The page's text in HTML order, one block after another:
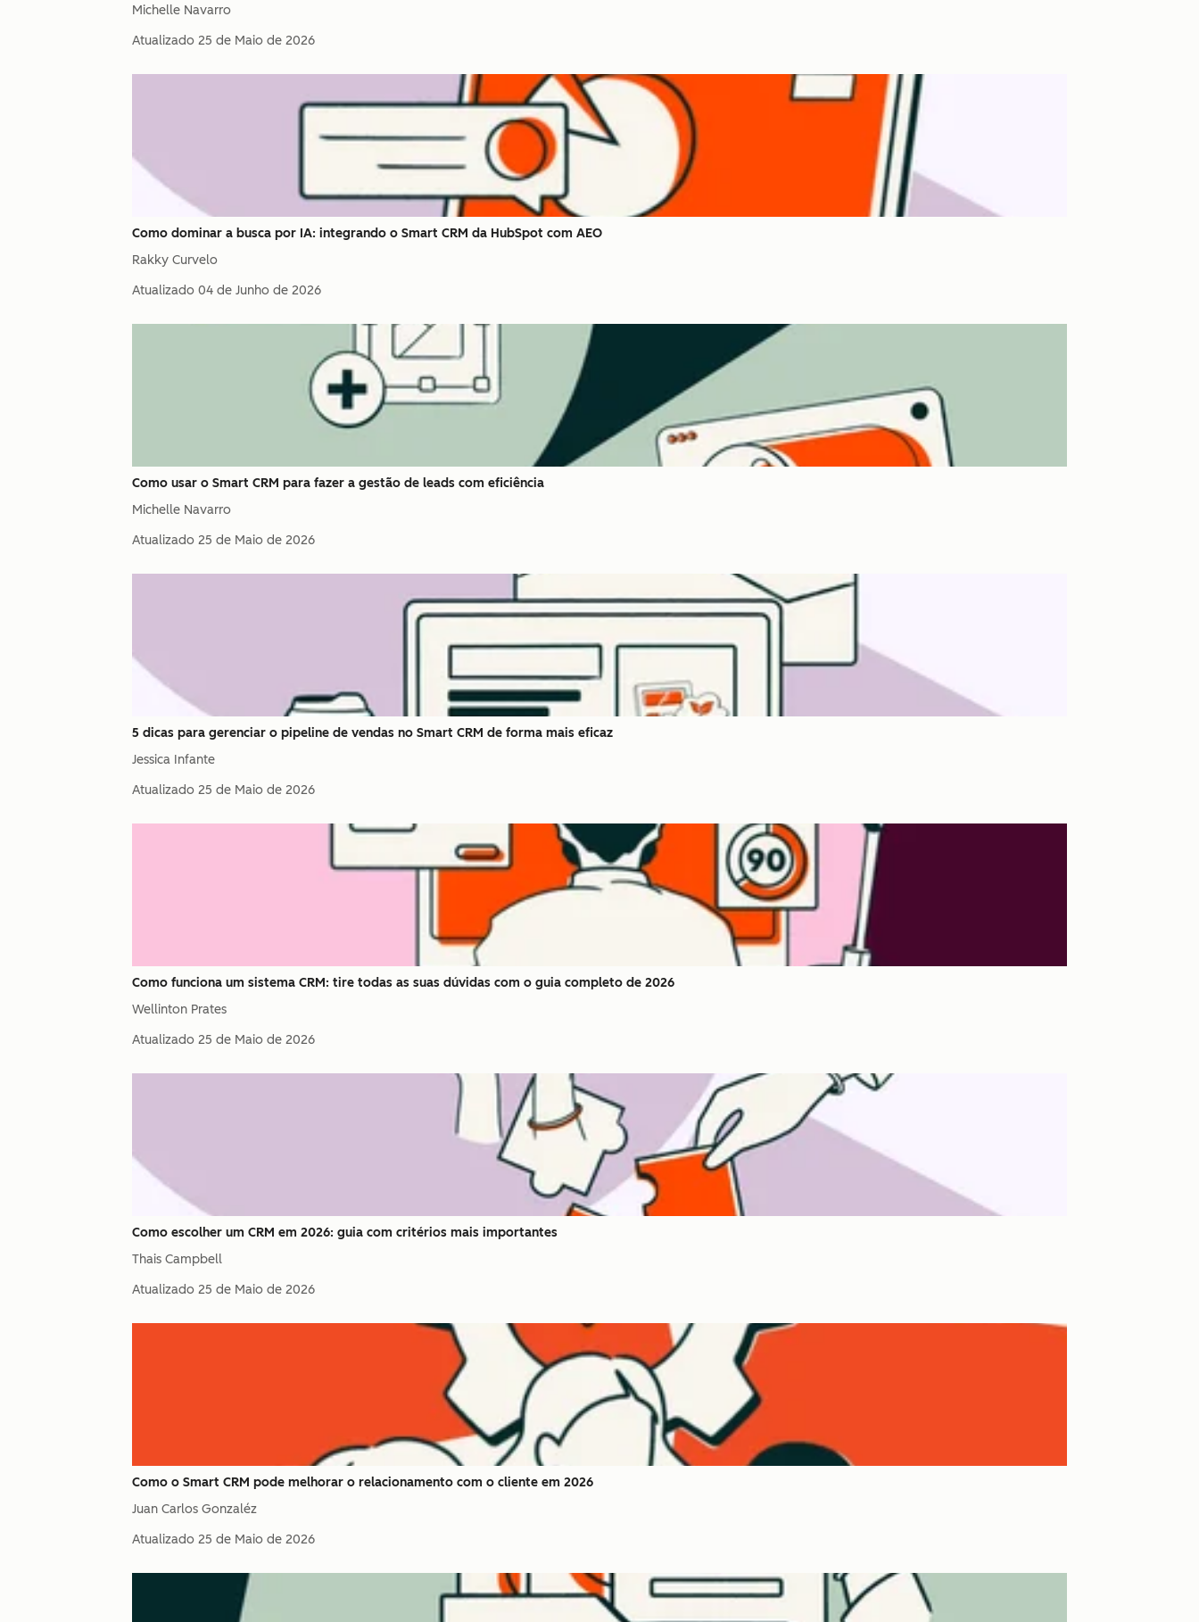
Michelle Navarro
Atualizado 25 de Maio de 2026
Como dominar a busca por IA: integrando o Smart CRM da HubSpot com AEO
Rakky Curvelo
Atualizado 04 de Junho de 2026
Como usar o Smart CRM para fazer a gestão de leads com eficiência
Michelle Navarro
Atualizado 25 de Maio de 2026
5 dicas para gerenciar o pipeline de vendas no Smart CRM de forma mais eficaz
Jessica Infante
Atualizado 25 de Maio de 2026
Como funciona um sistema CRM: tire todas as suas dúvidas com o guia completo de 2026
Wellinton Prates
Atualizado 25 de Maio de 2026
Como escolher um CRM em 2026: guia com critérios mais importantes
Thais Campbell
Atualizado 25 de Maio de 2026
Como o Smart CRM pode melhorar o relacionamento com o cliente em 2026
Juan Carlos Gonzaléz
Atualizado 25 de Maio de 2026